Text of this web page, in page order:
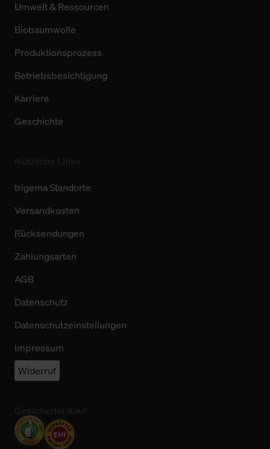
Umwelt & Ressourcen
Biobaumwolle
Produktionsprozess
Betriebsbesichtigung
Karriere
Geschichte
trigema Standorte
Versandkosten
Rücksendungen
Zahlungsarten
AGB
Datenschutz
Datenschutzeinstellungen
Impressum
Widerruf